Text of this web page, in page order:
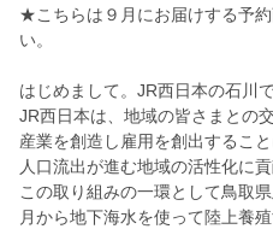
★こちらは９月にお届けする予
い。
はじめまして。JR西日本の石川で
JR西日本は、地域の皆さまとの
産業を創造し雇用を創出するこ
人口流出が進む地域の活性化に
この取り組みの一環として鳥取
月から地下海水を使って陸上養